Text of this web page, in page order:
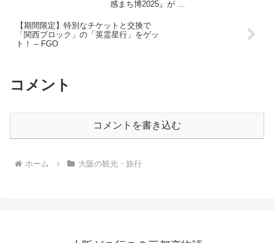
感まち博2025』が …
【期間限定】特別なチケットと交換で
「関西ブロック」の「英霊星行」をゲッ
ト！ – FGO
コメント
コメントを書き込む
ホーム 大阪の観光・旅行